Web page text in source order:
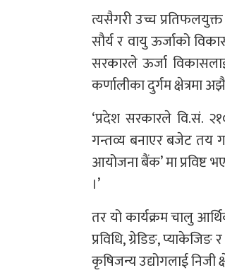
त्यसैगरी उच्च
सौर्य र वायु ऊर्जाको
सरकारले ऊर्जा
कर्णालीका दुर्गम क्षेत्रमा
‘प्रदेश सरकारले वि.सं.
गन्तव्य बनाएर बजेट तय
आयोजना बैंक’ मा प्रविष्ट
।’
तर यो कार्यक्रम चालु
प्रविधि, ग्रेडिङ,
कृषिजन्य उद्योगलाई निजी